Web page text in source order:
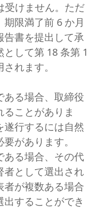
受けません。ただ
限満了前 6 か月
告書を提出して承
して第 18 条第 1
れます。
ある場合、取締役
ことがありま
遂行するには自然
があります。
ある場合、その代
者として選出され
者が複数ある場合
することができ